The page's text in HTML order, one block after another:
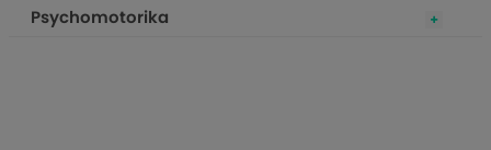
Psychomotorika